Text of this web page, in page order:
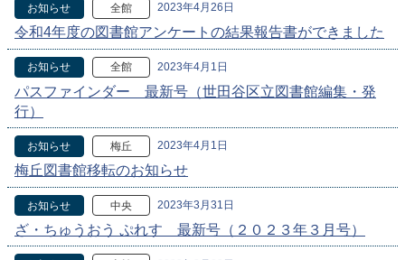
お知らせ 全館 2023年4月26日
令和4年度の図書館アンケートの結果報告書ができました
お知らせ 全館 2023年4月1日
パスファインダー 最新号（世田谷区立図書館編集・発
行）
お知らせ 梅丘 2023年4月1日
梅丘図書館移転のお知らせ
お知らせ 中央 2023年3月31日
ざ・ちゅうおう ぷれす 最新号（２０２３年３月号）